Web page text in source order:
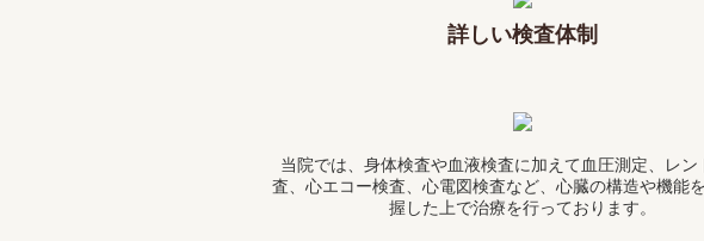
詳しい検査体制
当院では、身体検査や血液検査に加えて血圧測定、レン
査、心エコー検査、心電図検査など、心臓の構造や機能
握した上で治療を行っております。